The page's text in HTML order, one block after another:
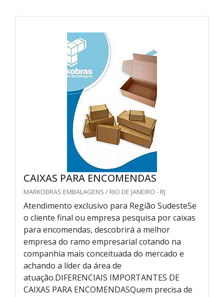
CAIXAS PARA ENCOMENDAS
MARKOBRAS EMBALAGENS / RIO DE JANEIRO - RJ
Atendimento exclusivo para Região SudesteSe
o cliente final ou empresa pesquisa por caixas
para encomendas, descobrirá a melhor
empresa do ramo empresarial cotando na
companhia mais conceituada do mercado e
achando a líder da área de
atuação.DIFERENCIAIS IMPORTANTES DE
CAIXAS PARA ENCOMENDASQuem precisa de